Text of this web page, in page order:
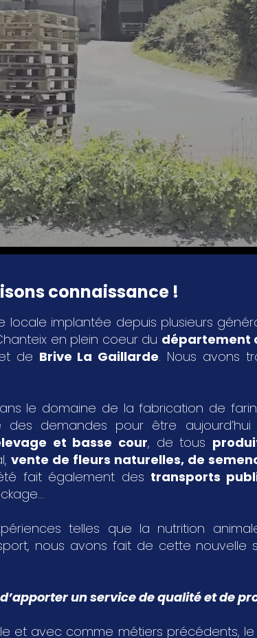
connaissance !
locale implantée depuis plusieurs
en plein coeur du département
de Brive La Gaillarde. Nous avons
le domaine de la fabrication de
des demandes pour être
et basse cour, de tous
vente de fleurs naturelles, de
fait également des transports
telles que la nutrition
nous avons fait de cette nouvelle
un service de qualité et de
et avec comme métiers précédents,